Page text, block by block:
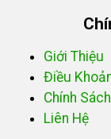
Giới Thiệu
Điều
Chính
Liên Hệ